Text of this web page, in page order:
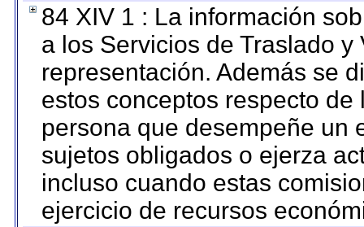
84 XIV 1 : La información
a los Servicios de Traslado
representación. Además se
estos conceptos respecto
persona que desempeñe un
sujetos obligados o ejerza
incluso cuando estas
ejercicio de recursos